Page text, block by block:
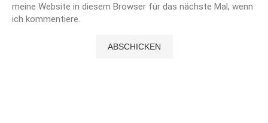
meine Website in diesem Browser für das nächste Mal, wenn
ich kommentiere.